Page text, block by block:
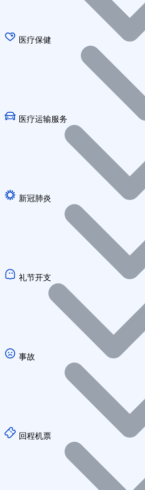
医疗保健
医疗运输服务
新冠肺炎
礼节开支
事故
回程机票